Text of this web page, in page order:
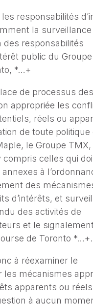
responsabilités
la surveillance
des responsabilités
public du
*…+
de processus
appropriée les
réels ou
de toute politique
le Groupe TMX,
celles qui
à
des
d’intérêts, et
des activités de
et le
de Toronto
à réexaminer le
les mécanismes
apparents ou
à aucun